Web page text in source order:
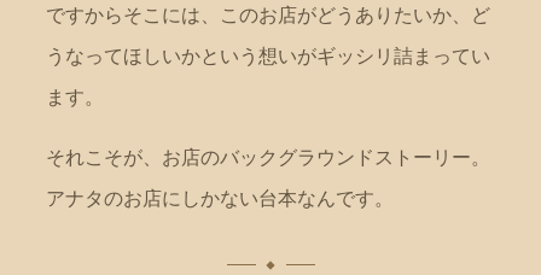
ですからそこには、このお店がどうありたいか、ど
うなってほしいかという想いがギッシリ詰まってい
ます。
それこそが、お店のバックグラウンドストーリー。
アナタのお店にしかない台本なんです。